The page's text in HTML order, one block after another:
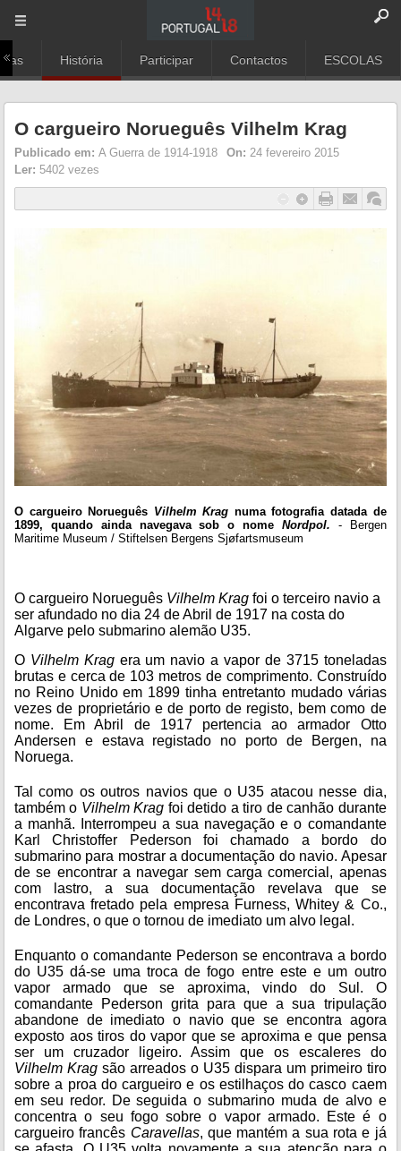
História Participar Contactos ESCOLAS
O cargueiro Norueguês Vilhelm Krag
Publicado em: A Guerra de 1914-1918 On: 24 fevereiro 2015
Ler: 5402 vezes
O cargueiro Norueguês Vilhelm Krag numa fotografia datada de
1899, quando ainda navegava sob o nome Nordpol. - Bergen
Maritime Museum / Stiftelsen Bergens Sjøfartsmuseum
O cargueiro Norueguês Vilhelm Krag foi o terceiro navio a
ser afundado no dia 24 de Abril de 1917 na costa do
Algarve pelo submarino alemão U35.
O Vilhelm Kragera um navio a vapor de 3715 toneladas
brutas e cerca de 103 metros de comprimento. Construído
no Reino Unido em 1899 tinha entretanto mudado várias
vezes de proprietário e de porto de registo, bem como de
nome. Em Abril de 1917 pertencia ao armador Otto
Andersen e estava registado no porto de Bergen, na
Noruega.
Tal como os outros navios que o U35 atacou nesse dia,
também o Vilhelm Krag foi detido a tiro de canhão durante
a manhã. Interrompeu a sua navegação e o comandante
Karl Christoffer Pederson foi chamado a bordo do
submarino para mostrar a documentação do navio. Apesar
de se encontrar a navegar sem carga comercial, apenas
com lastro, a sua documentação revelava que se
encontrava fretado pela empresa Furness, Whitey & Co.,
de Londres, o que o tornou de imediato um alvo legal.
Enquanto o comandante Pederson se encontrava a bordo
do U35 dá-se uma troca de fogo entre este e um outro
vapor armado que se aproxima, vindo do Sul. O
comandante Pederson grita para que a sua tripulação
abandone de imediato o navio que se encontra agora
exposto aos tiros do vapor que se aproxima e que pensa
ser um cruzador ligeiro. Assim que os escaleres do
Vilhelm Kragsão arreados o U35 dispara um primeiro tiro
sobre a proa do cargueiro e os estilhaços do casco caem
em seu redor. De seguida o submarino muda de alvo e
concentra o seu fogo sobre o vapor armado. Este é o
cargueiro francês Caravellas, que mantém a sua rota e já